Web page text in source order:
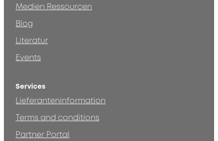
Medien Ressourcen
Blog
Literatur
Events
Services
Lieferanteninformation
Terms and conditions
Partner Portal